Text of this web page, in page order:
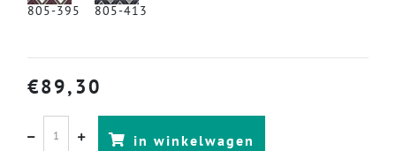
805-395 805-413
€89,30
in winkelwagen